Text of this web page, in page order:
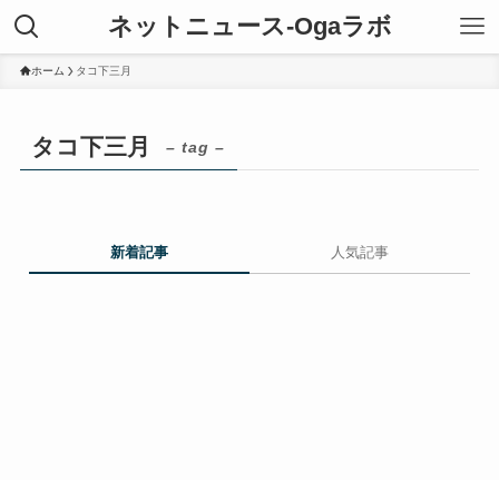
ネットニュース-Ogaラボ
ホーム タコ下三月
タコ下三月 – tag –
新着記事 人気記事